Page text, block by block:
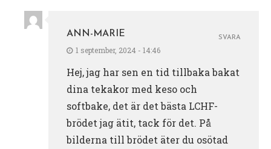
ANN-MARIE
1 september, 2024 - 14:46
Hej, jag har sen en tid tillbaka bakat
dina tekakor med keso och
softbake, det är det bästa LCHF-
brödet jag ätit, tack för det. På
bilderna till brödet äter du osötad
SVARA